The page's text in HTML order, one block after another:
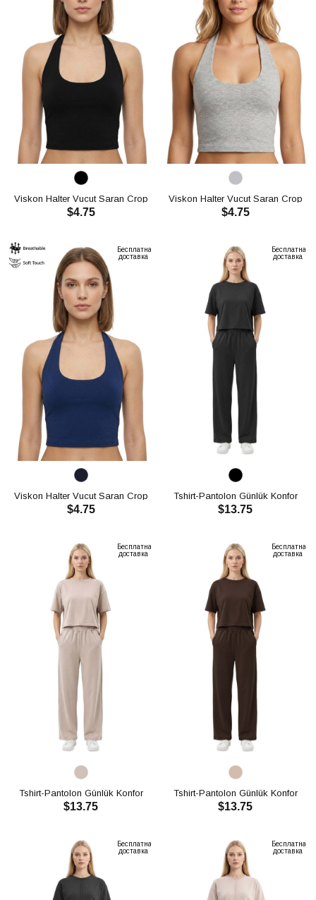
Viskon Halter Vucut Saran Crop
CH3005
$4.75
Viskon Halter Vucut Saran Crop
CH3005
$4.75
Бесплатная
доставка
Viskon Halter Vucut Saran Crop
CH3005
$4.75
Бесплатная
доставка
Tshirt-Pantolon Günlük Konfor
Cepli Oysho Takım CH3006
$13.75
Бесплатная
доставка
Tshirt-Pantolon Günlük Konfor
Cepli Oysho Takım CH3006
$13.75
Бесплатная
доставка
Tshirt-Pantolon Günlük Konfor
Cepli Oysho Takım CH3006
$13.75
Бесплатная
доставка
Бесплатная
доставка